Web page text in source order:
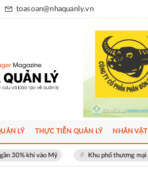
toasoan@nhaquanly.vn
Khu phố thương mại SOHO tại The
LÝ THỰC TIỄN QUẢN LÝ NHÂN VẬT